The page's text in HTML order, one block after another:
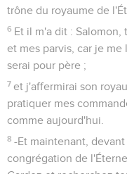
trône du royaume de
6 Et il m'a dit : Salomon,
et mes parvis, car je
serai pour père ;
7 et j'affermirai son
pratiquer mes
comme aujourd'hui.
8 -Et maintenant,
congrégation de